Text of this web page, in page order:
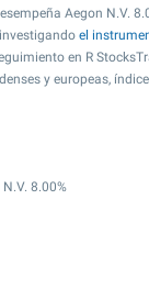
Aegon N.V.
el
en R
y europeas,
8.00%